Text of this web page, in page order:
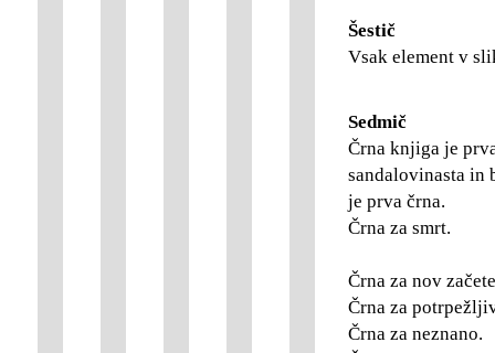
Šestič
Vsak element v
Sedmič
Črna knjiga je
sandalovinasta in
je prva črna.
Črna za smrt.
Črna za nov
Črna za
Črna za neznano.